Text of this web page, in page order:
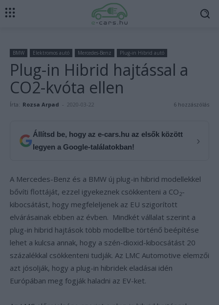
BMW Elektromos autó Mercedes-Benz Plug-in Hibrid autó
Plug-in Hibrid hajtással a
CO2-kvóta ellen
Írta: Rozsa Arpad - 2020-03-22 6 hozzászólás
Állítsd be, hogy az e-cars.hu az elsők között
legyen a Google-találatokban!
›
A Mercedes-Benz és a BMW új plug-in hibrid modellekkel
bővíti flottáját, ezzel igyekeznek csökkenteni a CO 2-
kibocsátást, hogy megfeleljenek az EU szigorított
elvárásainak ebben az évben. Mindkét vállalat szerint a
plug-in hibrid hajtások több modellbe történő beépítése
lehet a kulcsa annak, hogy a szén-dioxid-kibocsátást 20
százalékkal csökkenteni tudják. Az LMC Automotive elemzői
azt jósolják, hogy a plug-in hibridek eladásai idén
Európában meg fogják haladni az EV-ket.